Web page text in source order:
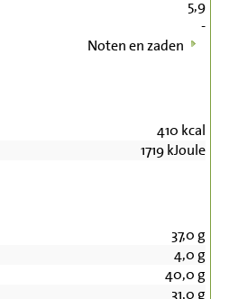
5,9
-
Noten en zaden
410 kcal
1719kJoule
37,0 g
4,0 g
40,0 g
31,0 g